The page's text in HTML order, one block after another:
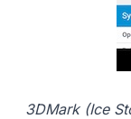
3DMark (Ice